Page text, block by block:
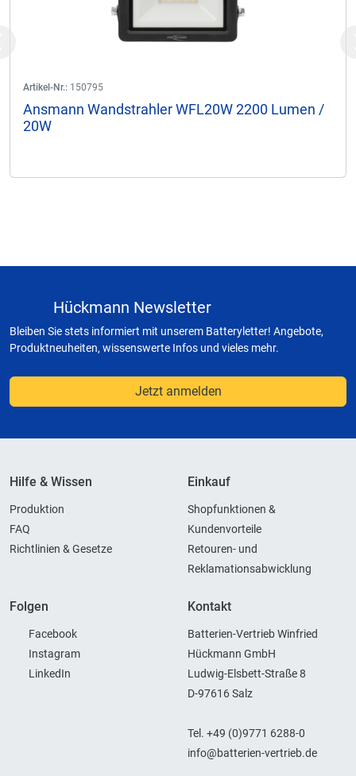
Artikel-Nr.: 150795
Ansmann Wandstrahler WFL20W 2200 Lumen /
20W
Hückmann Newsletter
Bleiben Sie stets informiert mit unserem Batteryletter! Angebote,
Produktneuheiten, wissenswerte Infos und vieles mehr.
Jetzt anmelden
Hilfe & Wissen
Produktion
FAQ
Richtlinien & Gesetze
Einkauf
Shopfunktionen &
Kundenvorteile
Retouren- und
Reklamationsabwicklung
Folgen
Facebook
Instagram
LinkedIn
Kontakt
Batterien-Vertrieb Winfried
Hückmann GmbH
Ludwig-Elsbett-Straße 8
D-97616 Salz
Tel. +49 (0)9771 6288-0
info@batterien-vertrieb.de